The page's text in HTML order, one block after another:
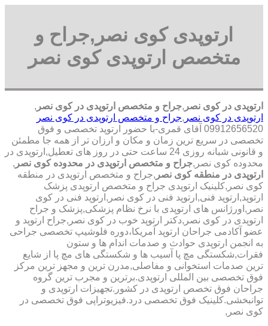
ارتوپدی کوی نصر,جراح و
متخصص ارتوپدی کوی نصر
ارتوپدی در کوی نصر ,جراح و متخصص ارتوپدی در کوی نصر ,
ارتوپدی در کوی نصر ,جراح و متخصص ارتوپدی در کوی نصر
09912656520 آقای قمری-با حضور ارتوپد تخصصی و فوق
تخصصی در سریع ترین زمان و مکان و ارزان تر از همه جا مطمئن
و قانونی شبانه روزی 24 ساعت حتی در روز های تعطیل,ارتوپدی در
محدوده کوی نصر,جراح و متخصص ارتوپدی در محدوده کوی نصر ,
ارتوپدی در منطقه کوی نصر ,جراح و متخصص ارتوپدی در منطقه
کوی نصر,کلینیک ارتوپدی جراح و متخصص ارتوپدی پزشک
ارتوپد,ارتوپد فنی,ارتوپد فنی در کوی نصر,ارتوپد فنی در کوی
نصر,اورژانس های ارتوپدی با نرخ نظام پزشکی,پزشک و جراح
ارتوپدی در کوی نصر,دکتر ارتوپد خوب در کوی نصر,جراح ارتوپد و
عضو آکادمی جراحان ارتوپد آمریکا،دوره فلوشیپ تخصصی جراحی
به انجمن ارتوپدی حوادث و صدمات اندام ها و ستون
فقرات,شکستگی مچ پا آسیب ها و شکستگی های مچ پا از شایع
ترین صدمات استخوانی و مفاصلی,مدرن ترین و مجهز ترین مرکز
فوق تخصصی بین المللی ارتوپدی.برترین ‏و ‏مجرب ‏ترین ‏گروه
‏جراحان ‏فوق ‏تخصص ‏ارتوپدی ‏در ‏کشور.تجهیزات ارتوپدی و
توانبخشی.کلینیک فوق تخصصی درد.فیزیوتراپی فوق تخصصی در
کوی نصر,